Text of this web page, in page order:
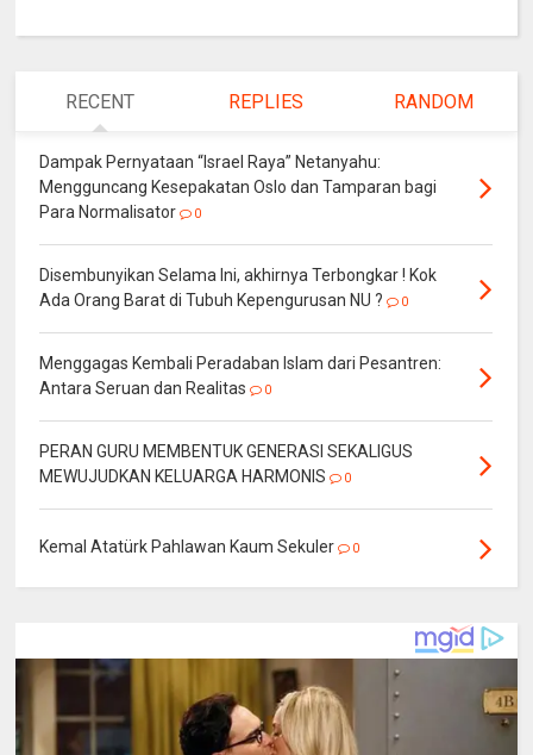
RECENT REPLIES RANDOM
Dampak Pernyataan “Israel Raya” Netanyahu:
Mengguncang Kesepakatan Oslo dan Tamparan bagi
Para Normalisator
0
Disembunyikan Selama Ini, akhirnya Terbongkar ! Kok
Ada Orang Barat di Tubuh Kepengurusan NU ?
0
Menggagas Kembali Peradaban Islam dari Pesantren:
Antara Seruan dan Realitas
0
PERAN GURU MEMBENTUK GENERASI SEKALIGUS
MEWUJUDKAN KELUARGA HARMONIS
0
Kemal Atatürk Pahlawan Kaum Sekuler 0